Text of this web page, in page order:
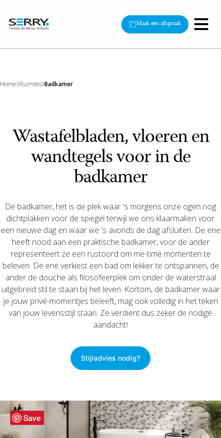
Maak een afspraak
Home Ruimtes Badkamer
Wastafelbladen, vloeren en
wandtegels voor in de
badkamer
De badkamer, het is de plek waar 's morgens onze ogen nog
dichtplakken voor de spiegel terwijl we ons klaarmaken voor
een nieuwe dag en waar we 's avonds de dag afsluiten. De ene
heeft nood aan een praktische badkamer, voor de ander
representeert ze een rustoord om me-time momenten te
beleven. De ene verkiest een bad om lekker te ontspannen, de
ander de douche als filosofeerplek om onder de waterstraal
uitgebreid stil te staan bij het leven. Kortom, de badkamer waar
je jouw privé-momentjes beleeft, mag ook volledig in het teken
van jouw levensstijl staan. Ze verdient dus zeker de nodige
aandacht!
Stijladvies nodig?